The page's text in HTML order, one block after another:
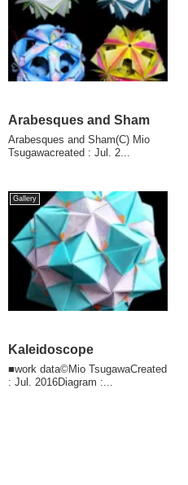
Arabesques and Sham
Arabesques and Sham(C) Mio
Tsugawacreated : Jul. 2...
Gallery
Kaleidoscope
■work data©Mio TsugawaCreated
: Jul. 2016Diagram :...